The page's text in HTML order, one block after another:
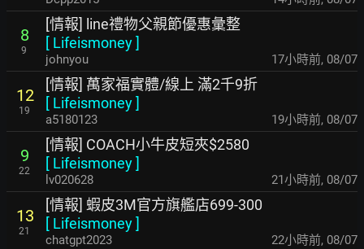
8
9
[情報] line禮物父親節優惠彙整
[ Lifeismoney]
johnyou 17小時前, 08/07
12
19
[情報] 萬家福實體/線上 滿2千9折
[ Lifeismoney]
a5180123 19小時前, 08/07
9
22
[情報] COACH小牛皮短夾$2580
[ Lifeismoney]
lv020628 21小時前, 08/07
13
21
[情報] 蝦皮3M官方旗艦店699-300
[ Lifeismoney]
chatgpt2023 22小時前, 08/07